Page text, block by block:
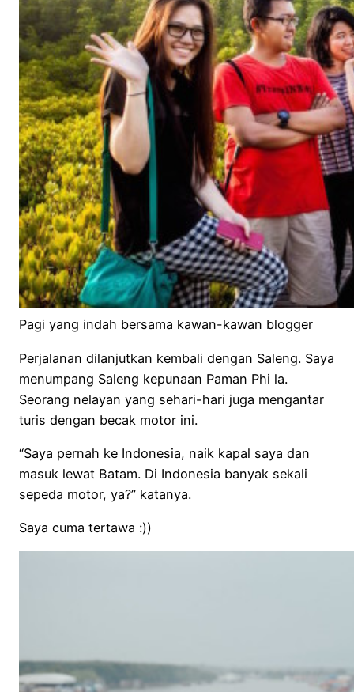
Pagi yang indah bersama kawan-kawan blogger
Perjalanan dilanjutkan kembali dengan Saleng. Saya
menumpang Saleng kepunaan Paman Phi la.
Seorang nelayan yang sehari-hari juga mengantar
turis dengan becak motor ini.
“Saya pernah ke Indonesia, naik kapal saya dan
masuk lewat Batam. Di Indonesia banyak sekali
sepeda motor, ya?” katanya.
Saya cuma tertawa :))